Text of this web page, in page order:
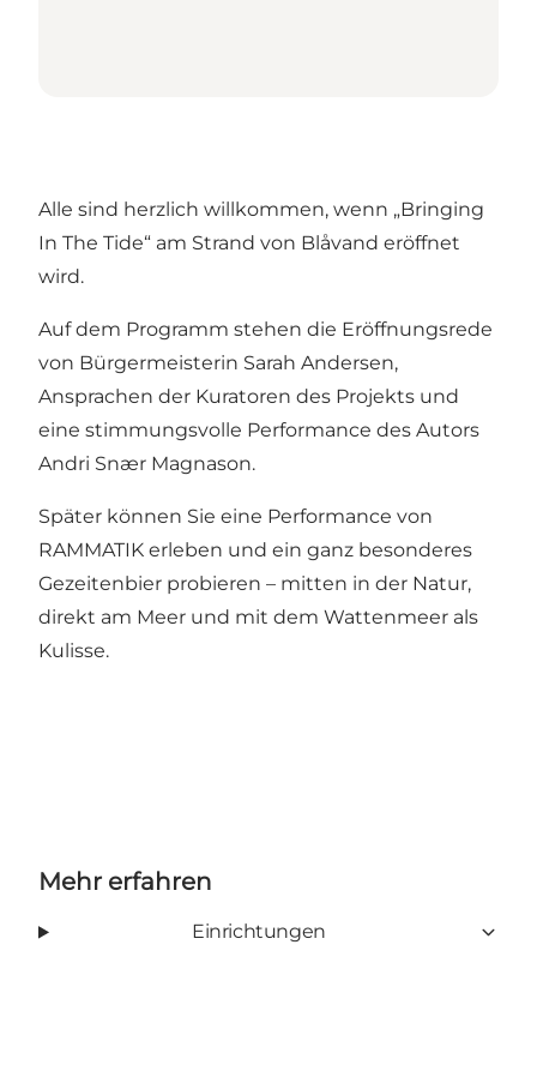
Alle sind herzlich willkommen, wenn „Bringing
In The Tide“ am Strand von Blåvand eröffnet
wird.
Auf dem Programm stehen die Eröffnungsrede
von Bürgermeisterin Sarah Andersen,
Ansprachen der Kuratoren des Projekts und
eine stimmungsvolle Performance des Autors
Andri Snær Magnason.
Später können Sie eine Performance von
RAMMATIK erleben und ein ganz besonderes
Gezeitenbier probieren – mitten in der Natur,
direkt am Meer und mit dem Wattenmeer als
Kulisse.
Mehr erfahren
Einrichtungen